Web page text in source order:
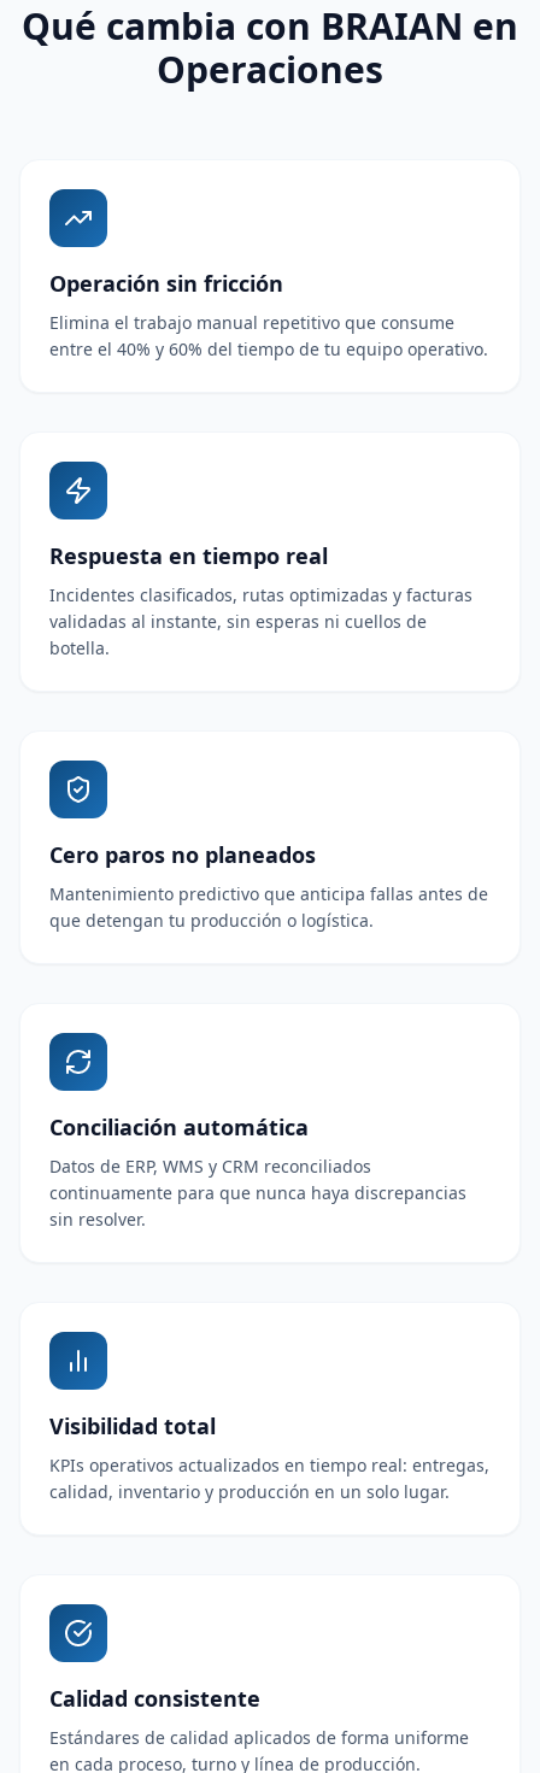
Qué cambia con BRAIAN en
Operaciones
Operación sin fricción
Elimina el trabajo manual repetitivo que consume
entre el 40% y 60% del tiempo de tu equipo operativo.
Respuesta en tiempo real
Incidentes clasificados, rutas optimizadas y facturas
validadas al instante, sin esperas ni cuellos de
botella.
Cero paros no planeados
Mantenimiento predictivo que anticipa fallas antes de
que detengan tu producción o logística.
Conciliación automática
Datos de ERP, WMS y CRM reconciliados
continuamente para que nunca haya discrepancias
sin resolver.
Visibilidad total
KPIs operativos actualizados en tiempo real: entregas,
calidad, inventario y producción en un solo lugar.
Calidad consistente
Estándares de calidad aplicados de forma uniforme
en cada proceso, turno y línea de producción.